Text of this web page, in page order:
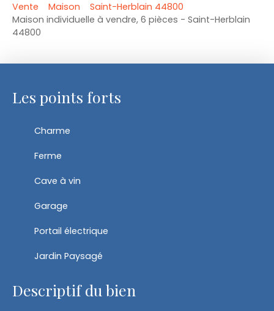
Vente Maison
Saint-Herblain 44800
Maison individuelle à vendre, 6 pièces - Saint-Herblain
44800
Les points forts
Charme
Ferme
Cave à vin
Garage
Portail électrique
Jardin Paysagé
Descriptif du bien